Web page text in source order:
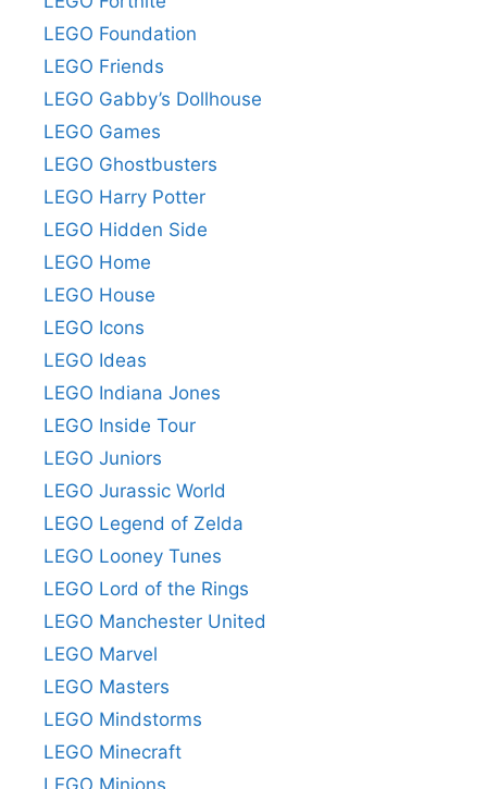
LEGO Foundation
LEGO Friends
LEGO Gabby’s Dollhouse
LEGO Games
LEGO Ghostbusters
LEGO Harry Potter
LEGO Hidden Side
LEGO Home
LEGO House
LEGO Icons
LEGO Ideas
LEGO Indiana Jones
LEGO Inside Tour
LEGO Juniors
LEGO Jurassic World
LEGO Legend of Zelda
LEGO Looney Tunes
LEGO Lord of the Rings
LEGO Manchester United
LEGO Marvel
LEGO Masters
LEGO Mindstorms
LEGO Minecraft